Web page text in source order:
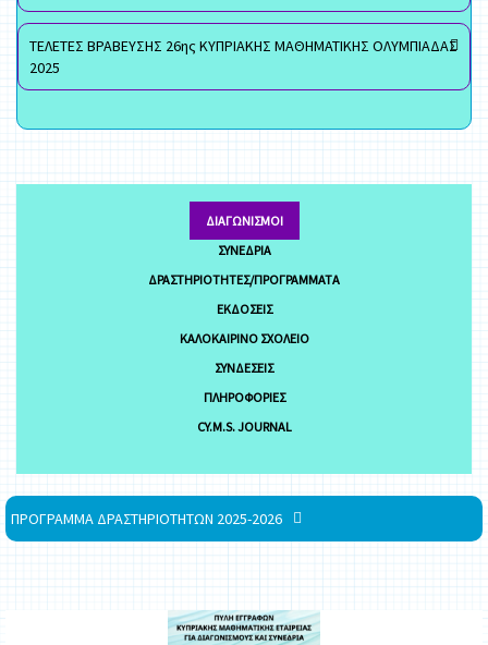
ΤΕΛΕΤΕΣ ΒΡΑΒΕΥΣΗΣ 26ης ΚΥΠΡΙΑΚΗΣ ΜΑΘΗΜΑΤΙΚΗΣ ΟΛΥΜΠΙΑΔΑΣ
2025
ΔΙΑΓΩΝΙΣΜΟΊ
ΣΥΝΈΔΡΙΑ
ΔΡΑΣΤΗΡΙΌΤΗΤΕΣ/ΠΡΟΓΡΆΜΜΑΤΑ
ΕΚΔΌΣΕΙΣ
ΚΑΛΟΚΑΙΡΙΝΌ ΣΧΟΛΕΊΟ
ΣΥΝΔΈΣΕΙΣ
ΠΛΗΡΟΦΟΡΊΕΣ
CY.M.S. JOURNAL
ΠΡΟΓΡΑΜΜΑ ΔΡΑΣΤΗΡΙΟΤΗΤΩΝ 2025-2026